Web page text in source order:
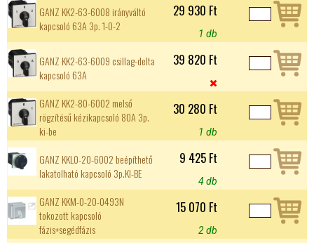
GANZ KK2-63-6008 irányváltó
kapcsoló 63A 3p. 1-0-2
29 930 Ft
1 db
GANZ KK2-63-6009 csillag-delta
kapcsoló 63A
39 820 Ft

GANZ KK2-80-6002 melső
rögzítésű kézikapcsoló 80A 3p.
ki-be
30 280 Ft
1 db
GANZ KKL0-20-6002 beépíthető
lakatolható kapcsoló 3p.KI-BE
9 425 Ft
4 db
GANZ KKM-0-20-0493N
tokozott kapcsoló
fázis+segédfázis
15 070 Ft
2 db